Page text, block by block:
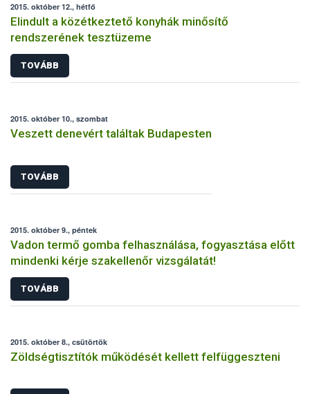
2015. október 12., hétfő
Elindult a közétkeztető konyhák minősítő
rendszerének tesztüzeme
TOVÁBB
2015. október 10., szombat
Veszett denevért találtak Budapesten
TOVÁBB
2015. október 9., péntek
Vadon termő gomba felhasználása, fogyasztása előtt
mindenki kérje szakellenőr vizsgálatát!
TOVÁBB
2015. október 8., csütörtök
Zöldségtisztítók működését kellett felfüggeszteni